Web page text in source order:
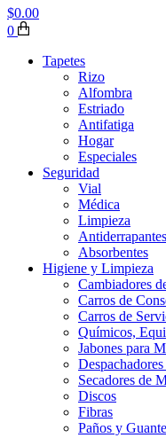
$0.00
0
Tapetes
Rizo
Alfombra
Estriado
Antifatiga
Hogar
Especiales
Seguridad
Vial
Médica
Limpieza
Antiderrapantes
Absorbentes
Higiene y Limpieza
Cambiadores
Carros de
Carros de
Químicos,
Jabones para
Secadores de
Discos
Fibras
Paños y